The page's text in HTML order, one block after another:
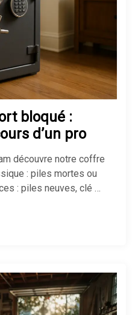
bloqué :
d’un pro
découvre notre coffre
: piles mortes ou
: piles neuves, clé …